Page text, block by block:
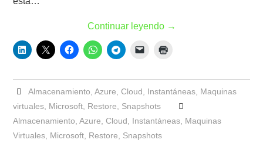
Continuar leyendo →
Almacenamiento Azure Cloud Instantáneas, Maquinas
virtuales Microsoft Restore
Snapshots
Almacenamiento ,Azure ,Cloud Instantáneas Maquinas
Virtuales Microsoft Restore Snapshots